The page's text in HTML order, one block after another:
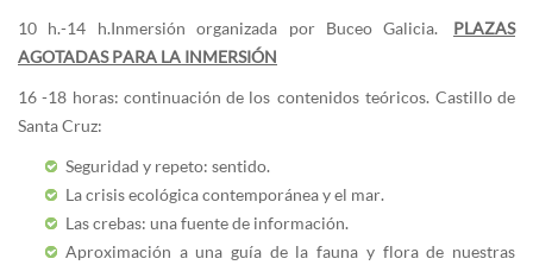
10 h.-14 h.Inmersión organizada por Buceo Galicia. PLAZAS
AGOTADAS PARA LA INMERSIÓN
16 -18 horas: continuación de los contenidos teóricos. Castillo de
Santa Cruz:
Seguridad y repeto: sentido.
La crisis ecológica contemporánea y el mar.
Las crebas: una fuente de información.
Aproximación a una guía de la fauna y flora de nuestras